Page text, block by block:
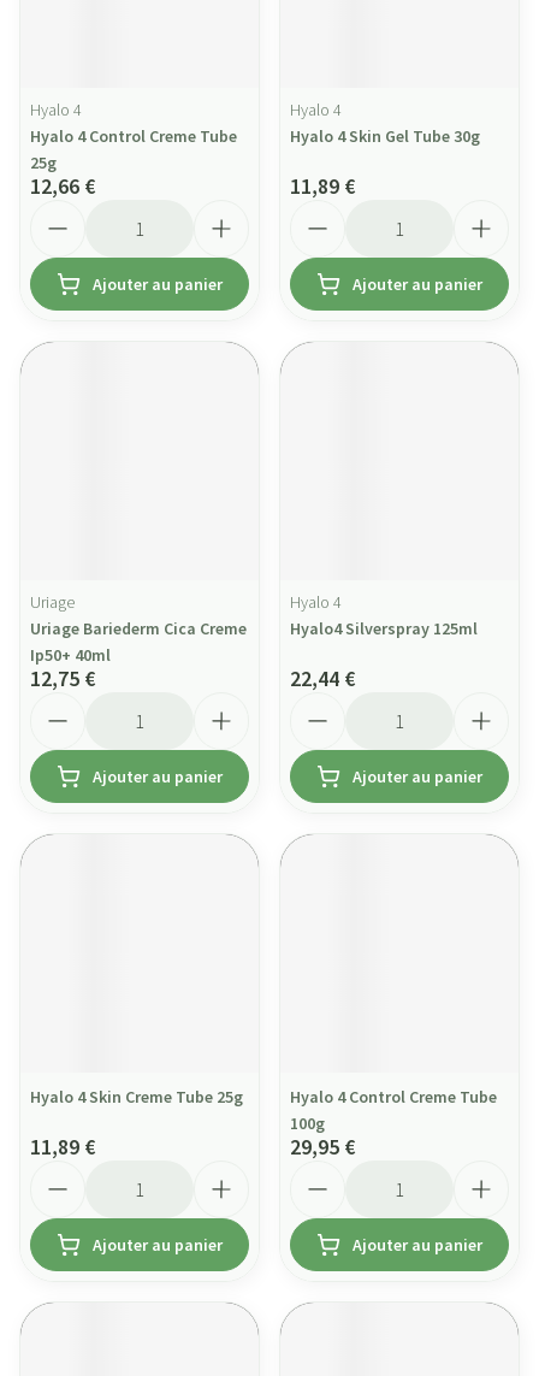
Hyalo 4
Hyalo 4 Control Creme Tube
25g
12,66 €
Ajouter au panier
Hyalo 4
Hyalo 4 Skin Gel Tube 30g
11,89 €
Ajouter au panier
Uriage
Uriage Bariederm Cica Creme
Ip50+ 40ml
12,75 €
Ajouter au panier
Hyalo 4
Hyalo4 Silverspray 125ml
22,44 €
Ajouter au panier
Hyalo 4 Skin Creme Tube 25g
11,89 €
Ajouter au panier
Hyalo 4 Control Creme Tube
100g
29,95 €
Ajouter au panier